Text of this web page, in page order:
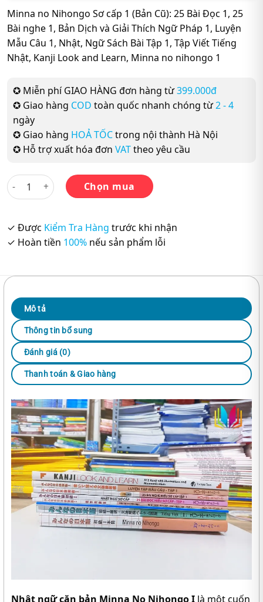
Minna no Nihongo Sơ cấp 1 (Bản Cũ): 25 Bài Đọc 1, 25
Bài nghe 1, Bản Dịch và Giải Thích Ngữ Pháp 1, Luyện
Mẫu Câu 1, Nhật, Ngữ Sách Bài Tập 1, Tập Viết Tiếng
Nhật, Kanji Look and Learn, Minna no nihongo 1
✪ Miễn phí GIAO HÀNG đơn hàng từ399.000đ
✪ Giao hàng COD toàn quốc nhanh chóng từ2 - 4
ngày
✪ Giao hàng HOẢ TỐCtrong nội thành Hà Nội
✪ Hỗ trợ xuất hóa đơn VATtheo yêu cầu
Combo 9 cuốn: Minna no Nihongo Sơ cấp 1 (Bản Cũ) số lượng
Chọn mua
✓ Được Kiểm Tra Hàng trước khi nhận
✓ Hoàn tiền 100% nếu sản phẩm lỗi
Mô tả
Thông tin bổ sung
Đánh giá (0)
Thanh toán & Giao hàng
Nhật ngữ căn bản Minna No Nihongo I là một cuốn